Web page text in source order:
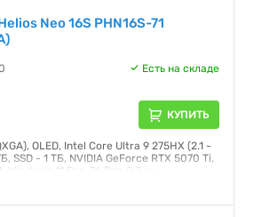
Neo 16S PHN16S-71
Есть на складе
КУПИТЬ
OLED, Intel Core Ultra 9 275HX (2.1 -
SSD - 1 ТБ, NVIDIA GeForce RTX 5070 Ti,
Windows 11 Pro, 76 Втг, 2.3 кг